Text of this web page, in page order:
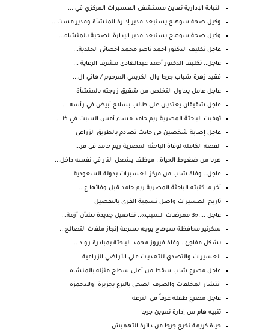
النيابة الإدارية تعاين مستشفى العسيرات المركزي في ...
وكيل صحة سوهاج يستبعد مدير إدارة المنشأة ومدير مست...
وكيل صحة سوهاج يستبعد مدير الإدارة الصحية بالمنشاه...
عاجل تكليف الدكتور أحمد ناصر محمد أخصائي الجلدية...
عاجل.. تكليف الدكتور أحمد عبدالهادي مشرف الرعاية ...
فقيد زهرة شباب جرجا وال الكريمي المرحوم / هاني ال...
عاجل عامل يحاول التخلص من شقيق زوجته بالمنشأة
عاجل شقيقان يعتديان على طالب بسلاح أبيض في رأسه ...
توفيت الباحثة المصرية ريم حامد مساء أمس السبت في ظ...
عاجل إصابة شخصين في حادث تصادم بالطريق الزراعي
القصه الكامله لوفاة الباحثه المصرية ريم حامد في فر...
هربا من ضغوط الحياة.. موظف يشعل النار في نفسه داخل...
عاجل.. وفاة شاب من مركز العسيرات بدولة السعودية
آخر ما كتبته الباحثة المصرية ريم حامد قبل وفاتها ع...
تاريخ العسيرات واصل تسمية القرى بالتفصيل
عاجل ....«3 ممرضات السبب».. تفاصيل جديدة بشأن أزمة...
سكرتير محافظة سوهاج يوجه بسرعة إنجاز ملفات التصالح...
بشكل مفاجئ.. وفاة فيروز محمد الباحثة بمبادرة رواد ...
العسيرات والتصدي للتعديات علي الأراضي الزراعية
عاجل مصرع شاب سقط من أعلى سطح منزله بالمنشاه
انتشار المخلفات والصرف الصحى بالترع بجزيرة اولادحمزه
عاجل مصرع طفله غرقاً في الترعه
تنبيه هام من إدارة تموين جرجا
حياة كريمة تخرج جرجا من دائرة التهميش